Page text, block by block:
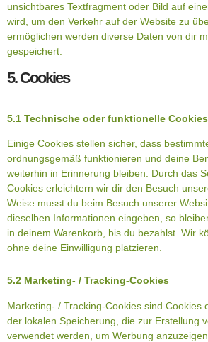
unsichtbares Textfragment oder Bild auf
wird, um den Verkehr auf der Website zu
ermöglichen werden diverse Daten von dir
gespeichert.
5. Cookies
5.1 Technische oder funktionelle Cookies
Einige Cookies stellen sicher, dass
ordnungsgemäß funktionieren und deine
weiterhin in Erinnerung bleiben. Durch das
Cookies erleichtern wir dir den Besuch
Weise musst du beim Besuch unserer
dieselben Informationen eingeben, so
in deinem Warenkorb, bis du bezahlst. Wir
ohne deine Einwilligung platzieren.
5.2 Marketing- / Tracking-Cookies
Marketing- / Tracking-Cookies sind Cookies
der lokalen Speicherung, die zur Erstellung
verwendet werden, um Werbung